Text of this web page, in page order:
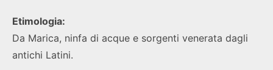
Etimologia:
Da Marica, ninfa di acque e sorgenti venerata dagli
antichi Latini.